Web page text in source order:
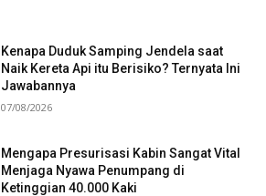
Kenapa Duduk Samping Jendela saat
Naik Kereta Api itu Berisiko? Ternyata Ini
Jawabannya
07/08/2026
Mengapa Presurisasi Kabin Sangat Vital
Menjaga Nyawa Penumpang di
Ketinggian 40.000 Kaki